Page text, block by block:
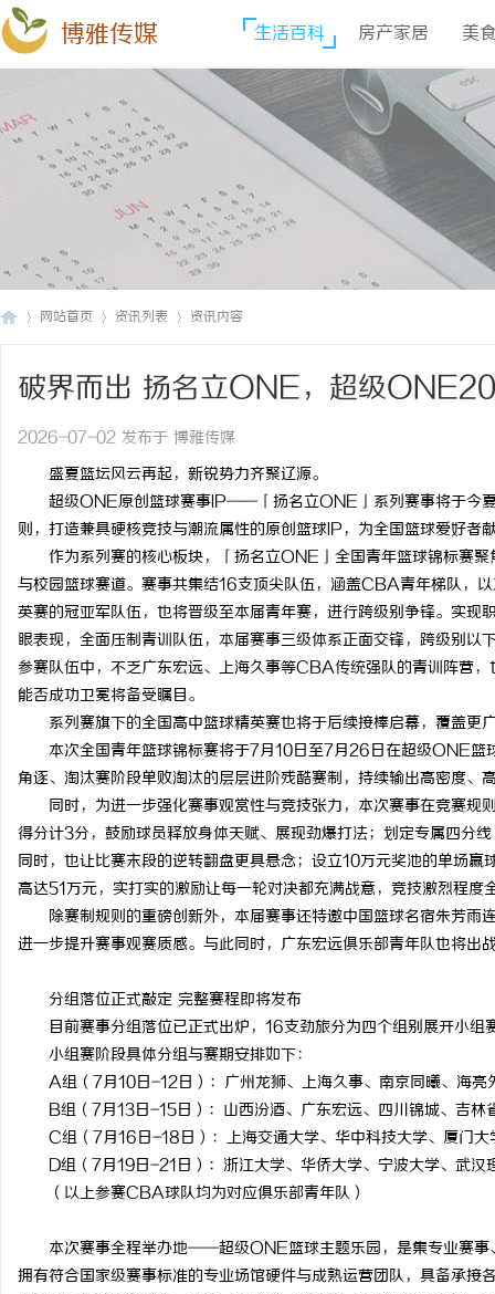
博雅传媒 生活百科 房产家居 美
网站首页 资讯列表 资讯内容
破界而出 扬名立ONE，超级
幕
2026-07-02 发布于 博雅传媒
盛夏篮坛风云再起，新锐势力齐聚辽源。
超级ONE原创篮球赛事IP——「扬名立ONE」系列赛事将于今
则，打造兼具硬核竞技与潮流属性的原创篮球IP，为全国篮球爱好者
作为系列赛的核心板块，「扬名立ONE」全国青年篮球锦标赛
与校园篮球赛道。赛事共集结16支顶尖队伍，涵盖CBA青年梯队，
英赛的冠亚军队伍，也将晋级至本届青年赛，进行跨级别争锋。实
眼表现，全面压制青训队伍，本届赛事三级体系正面交锋，跨级别
参赛队伍中，不乏广东宏远、上海久事等CBA传统强队的青训阵营
能否成功卫冕将备受瞩目。
系列赛旗下的全国高中篮球精英赛也将于后续接棒启幕，覆盖更
本次全国青年篮球锦标赛将于7月10日至7月26日在超级ONE篮
角逐、淘汰赛阶段单败淘汰的层层进阶残酷赛制，持续输出高密度、
同时，为进一步强化赛事观赏性与竞技张力，本次赛事在竞赛
得分计3分，鼓励球员释放身体天赋、展现劲爆打法；划定专属四分
同时，也让比赛末段的逆转翻盘更具悬念；设立10万元奖池的单场
高达51万元，实打实的激励让每一轮对决都充满战意，竞技激烈程度
除赛制规则的重磅创新外，本届赛事还特邀中国篮球名宿朱芳
进一步提升赛事观赛质感。与此同时，广东宏远俱乐部青年队也将出
分组落位正式敲定 完整赛程即将发布
目前赛事分组落位已正式出炉，16支劲旅分为四个组别展开小组
小组赛阶段具体分组与赛期安排如下：
A组（7月10日-12日）：广州龙狮、上海久事、南京同曦、海亮
B组（7月13日-15日）：山西汾酒、广东宏远、四川锦城、吉林
C组（7月16日-18日）：上海交通大学、华中科技大学、厦门大
D组（7月19日-21日）：浙江大学、华侨大学、宁波大学、武汉
（以上参赛CBA球队均为对应俱乐部青年队）
本次赛事全程举办地——超级ONE篮球主题乐园，是集专业赛事
拥有符合国家级赛事标准的专业场馆硬件与成熟运营团队，具备承
商标转让：专业转让流